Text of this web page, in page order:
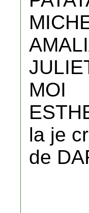
MOI
la je
de